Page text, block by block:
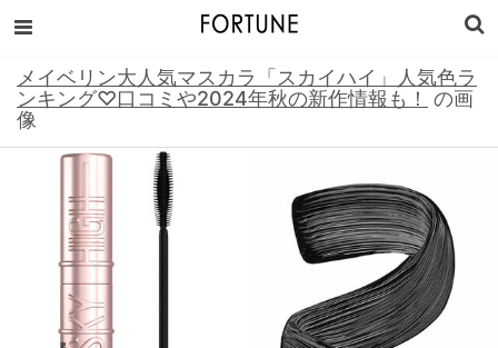
メイベリン大人気マスカラ「スカイハイ」人気色ラ
ンキング♡口コミや2024年秋の新作情報も！
の画
像